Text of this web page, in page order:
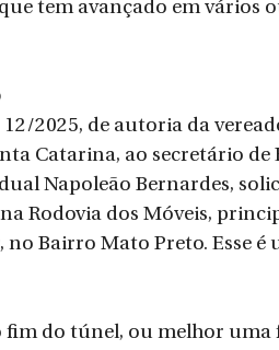
tem avançado em vários
2025, de autoria da
Catarina, ao secretário
Napoleão Bernardes,
Rodovia dos Móveis,
no Bairro Mato Preto. Esse é
do túnel, ou melhor uma